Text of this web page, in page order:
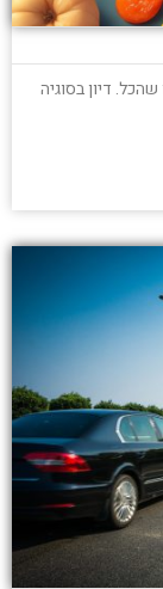
דיון בסוגיה